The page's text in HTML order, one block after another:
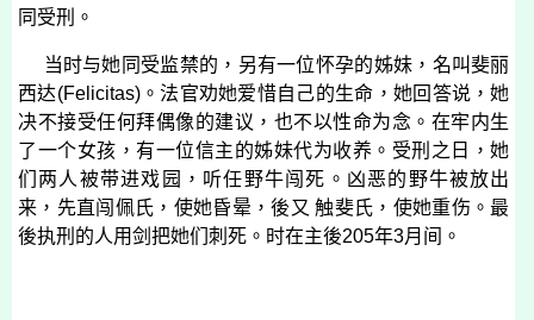
同受刑。
当时与她同受监禁的，另有一位怀孕的姊妹，名叫斐丽
西达(Felicitas)。法官劝她爱惜自己的生命，她回答说，她
决不接受任何拜偶像的建议，也不以性命为念。在牢内生
了一个女孩，有一位信主的姊妹代为收养。受刑之日，她
们两人被带进戏园，听任野牛闯死。凶恶的野牛被放出
来，先直闯佩氏，使她昏晕，後又 触斐氏，使她重伤。最
後执刑的人用剑把她们刺死。时在主後205年3月间。